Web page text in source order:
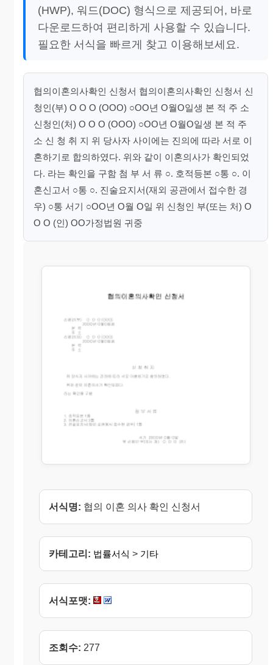
(HWP), 워드(DOC) 형식으로 제공되어, 바로
다운로드하여 편리하게 사용할 수 있습니다.
필요한 서식을 빠르게 찾고 이용해보세요.
협의이혼의사확인 신청서 협의이혼의사확인 신청서 신
청인(부) O O O (OOO) ○OO년 O월O일생 본 적 주 소
신청인(처) O O O (OOO) ○OO년 O월O일생 본 적 주
소 신 청 취 지 위 당사자 사이에는 진의에 따라 서로 이
혼하기로 합의하였다. 위와 같이 이혼의사가 확인되었
다. 라는 확인을 구함 첨 부 서 류 ○. 호적등본 ○통 ○. 이
혼신고서 ○통 ○. 진술요지서(재외 공관에서 접수한 경
우) ○통 서기 ○OO년 O월 O일 위 신청인 부(또는 처) O
O O (인) OO가정법원 귀중
서식명: 협의 이혼 의사 확인 신청서
카테고리: 법률서식 > 기타
서식포맷:
조회수: 277